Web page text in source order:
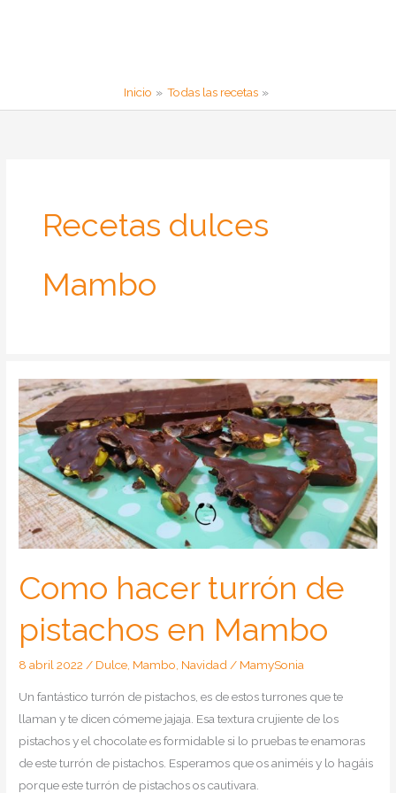
Inicio Todas las recetas
Recetas dulces
Mambo
Como hacer turrón de
pistachos en Mambo
8 abril 2022/ Dulce, Mambo, Navidad/ MamySonia
Un fantástico turrón de pistachos, es de estos turrones que te
llaman y te dicen cómeme jajaja. Esa textura crujiente de los
pistachos y el chocolate es formidable si lo pruebas te enamoras
de este turrón de pistachos. Esperamos que os animéis y lo hagáis
porque este turrón de pistachos os cautivara.